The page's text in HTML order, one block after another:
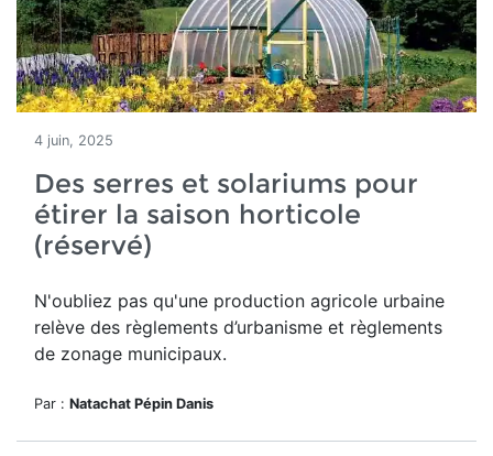
4 juin, 2025
Des serres et solariums pour
étirer la saison horticole
(réservé)
N'oubliez pas qu'une production agricole urbaine
relève des règlements d’urbanisme et règlements
de zonage municipaux.
Par : Natachat Pépin Danis